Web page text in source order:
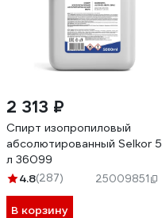
2 313 ₽
Спирт изопропиловый
абсолютированный Selkor 5
л 36099
4.8(287) 25009851
В корзину